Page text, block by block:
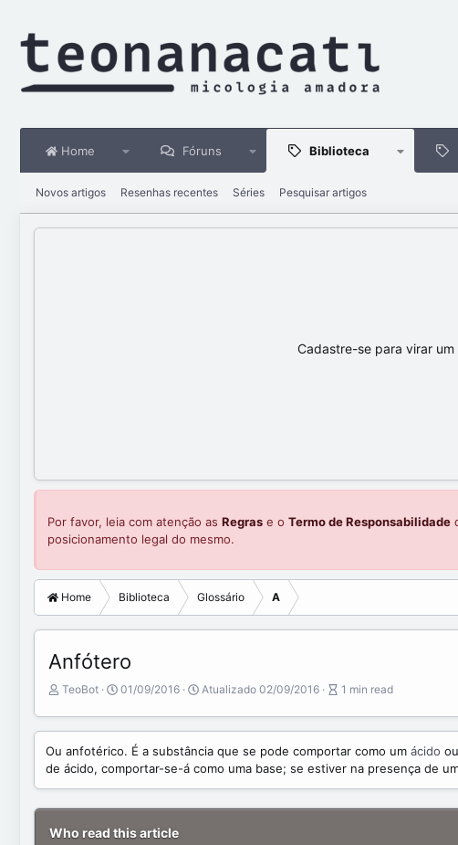
Home Fóruns Biblioteca
Novos artigos Resenhas recentes Séries Pesquisar artigos
Cadastre-se para virar
Por favor, leia com atenção as Regras e o Termo de Responsabilidade
posicionamento legal do mesmo.
Home Biblioteca Glossário A
Anfótero
A
t
TeoBot
P
b
i
s
h
t
01/09/2016 Atualizado 02/09/2016
A
t
c
l
e
1 min read
Ou anfotérico. É a substância que se pode comportar como um ácido
de ácido, comportar-se-á como uma base; se estiver na presença de
Who read this article